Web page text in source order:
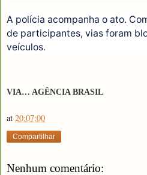
A polícia acompanha o ato.
de participantes, vias foram
veículos.
VIA… AGÊNCIA BRASIL
at 20:07:00
Compartilhar
Nenhum comentário: